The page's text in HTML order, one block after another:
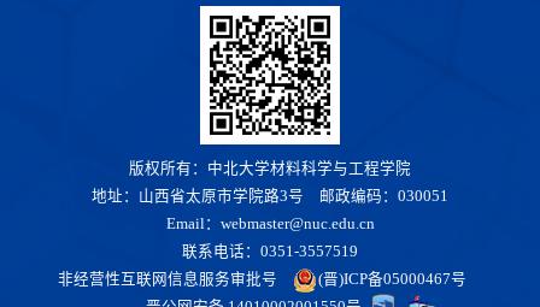
版权所有：中北大学材料科学与工程学院
地址：山西省太原市学院路3号 邮政编码：030051
Email：webmaster@nuc.edu.cn
联系电话：0351-3557519
非经营性互联网信息服务审批号
(晋)ICP备05000467号